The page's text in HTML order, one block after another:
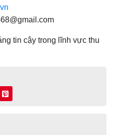
tin cậy trong lĩnh vực thu